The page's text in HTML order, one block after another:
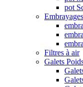
pot
Filtres à air
Galets